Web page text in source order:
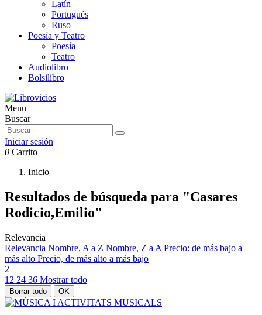
Latín
Portugués
Ruso
Poesía y Teatro
Poesía
Teatro
Audiolibro
Bolsilibro
Menu
Buscar
Iniciar sesión
0 Carrito
Inicio
Resultados de búsqueda para "Casares
Rodicio,Emilio"
Relevancia
Relevancia Nombre, A a Z Nombre, Z a A Precio: de más bajo a
más alto Precio, de más alto a más bajo
2
12 24 36 Mostrar todo
Borrar todo OK